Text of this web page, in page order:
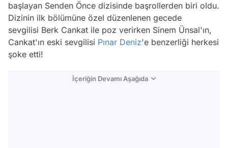
başlayan Senden Önce dizisinde başrollerden biri oldu.
Dizinin ilk bölümüne özel düzenlenen gecede
sevgilisi Berk Cankat ile poz verirken Sinem Ünsal'ın,
Cankat'ın eski sevgilisi Pınar Deniz'e benzerliği herkesi
şoke etti!
İçeriğin Devamı Aşağıda